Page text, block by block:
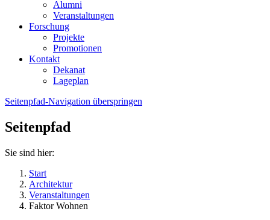
Alumni
Veranstaltungen
Forschung
Projekte
Promotionen
Kontakt
Dekanat
Lageplan
Seitenpfad-Navigation überspringen
Seitenpfad
Sie sind hier:
Start
Architektur
Veranstaltungen
Faktor Wohnen